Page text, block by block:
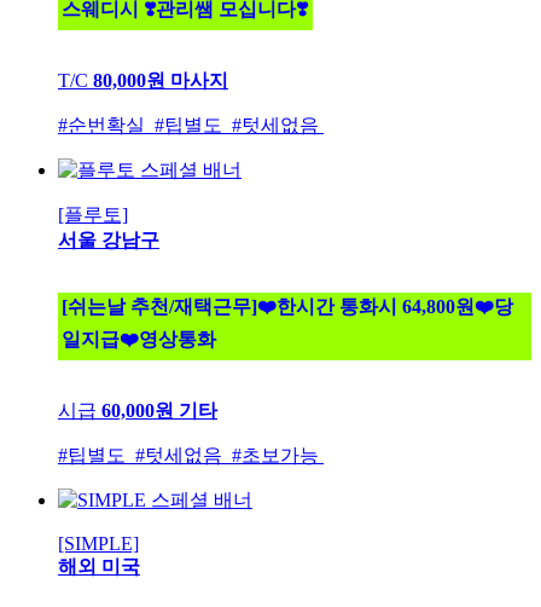
스웨디시 ❣️관리쌤 모십니다❣️
T/C 80,000원 마사지
#순번확실 #팁별도 #텃세없음
[플루토]
서울 강남구
[쉬는날 추천/재택근무]❤️한시간 통화시 64,800원❤️당
일지급❤️영상통화
시급 60,000원 기타
#팁별도 #텃세없음 #초보가능
[SIMPLE]
해외 미국